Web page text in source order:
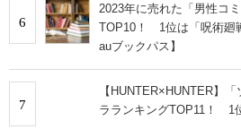
6
2023年に売れた「男性コ
TOP10！ 1位は「呪術廻
auブックパス】
7
【HUNTER×HUNTER】
ラランキングTOP11！ 1